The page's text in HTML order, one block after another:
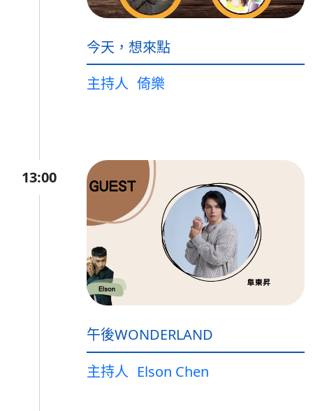
今天，想來點
主持人 倚樂
13:00
午後WONDERLAND
主持人 Elson Chen